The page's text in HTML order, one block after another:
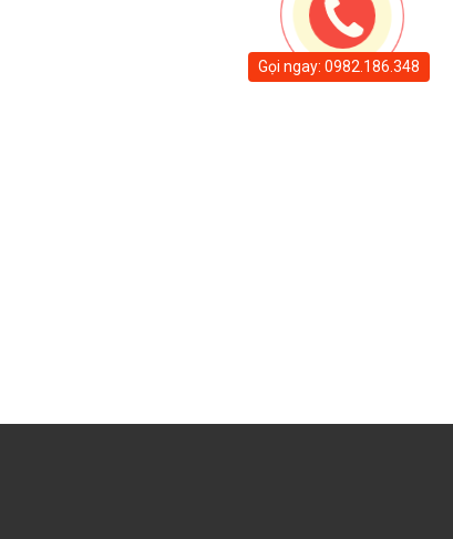
Gọi ngay: 0982.186.348